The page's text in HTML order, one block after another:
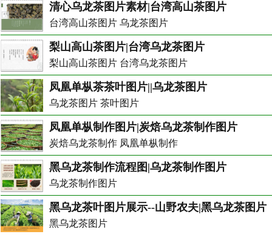
清心乌龙茶图片素材|台湾高山茶图片
台湾高山茶图片 乌龙茶图片
梨山高山茶图片|台湾乌龙茶图片
梨山高山茶图片 台湾乌龙茶图片
凤凰单枞茶茶叶图片||乌龙茶图片
乌龙茶图片 茶叶图片
凤凰单枞制作图片|炭焙乌龙茶制作图片
炭焙乌龙茶制作 凤凰单枞制作
黑乌龙茶制作流程图|乌龙茶制作图片
乌龙茶制作图片
黑乌龙茶叶图片展示--山野农夫|黑乌龙茶图片
黑乌龙茶图片